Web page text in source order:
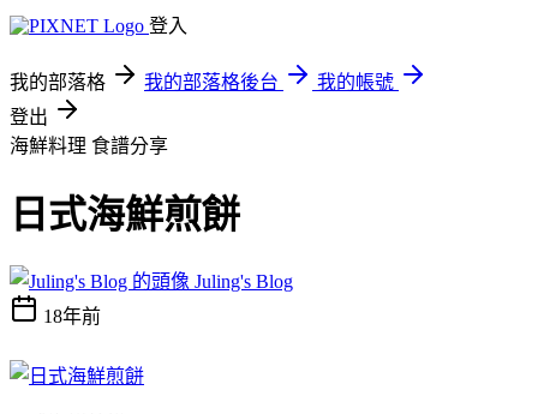
登入
我的部落格 我的部落格後台
我的帳號
登出
海鮮料理 食譜分享
日式海鮮煎餅
Juling's Blog
18年前